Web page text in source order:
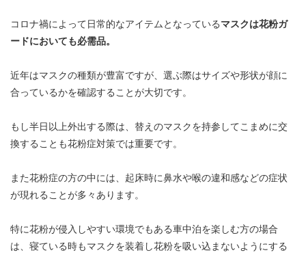
コロナ禍によって日常的なアイテムとなっているマスクは花粉ガ
ードにおいても必需品。
近年はマスクの種類が豊富ですが、選ぶ際はサイズや形状が顔に
合っているかを確認することが大切です。
もし半日以上外出する際は、替えのマスクを持参してこまめに交
換することも花粉症対策では重要です。
また花粉症の方の中には、起床時に鼻水や喉の違和感などの症状
が現れることが多々あります。
特に花粉が侵入しやすい環境でもある車中泊を楽しむ方の場合
は、寝ている時もマスクを装着し花粉を吸い込まないようにする